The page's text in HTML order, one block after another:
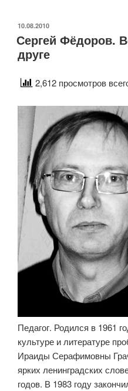
ОПУБЛИКОВАНО
10.08.2010
Сергей Фёдоров.
друге
2,612 просмотров
Педагог. Родился в 1961
культуре и литературе
Ираиды Серафимовны
ярких ленинградских
годов. В 1983 году